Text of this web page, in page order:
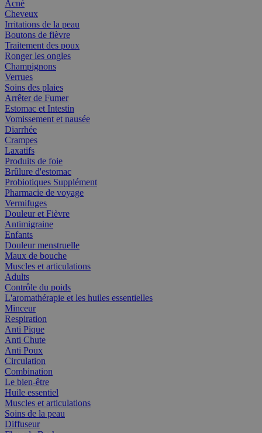
Acné
Cheveux
Irritations de la peau
Boutons de fièvre
Traitement des poux
Ronger les ongles
Champignons
Verrues
Soins des plaies
Arrêter de Fumer
Estomac et Intestin
Vomissement et nausée
Diarrhée
Crampes
Laxatifs
Produits de foie
Brûlure d'estomac
Probiotiques Supplément
Pharmacie de voyage
Vermifuges
Douleur et Fièvre
Antimigraine
Enfants
Douleur menstruelle
Maux de bouche
Muscles et articulations
Adults
Contrôle du poids
L'aromathérapie et les huiles essentielles
Minceur
Respiration
Anti Pique
Anti Chute
Anti Poux
Circulation
Combination
Le bien-être
Huile essentiel
Muscles et articulations
Soins de la peau
Diffuseur